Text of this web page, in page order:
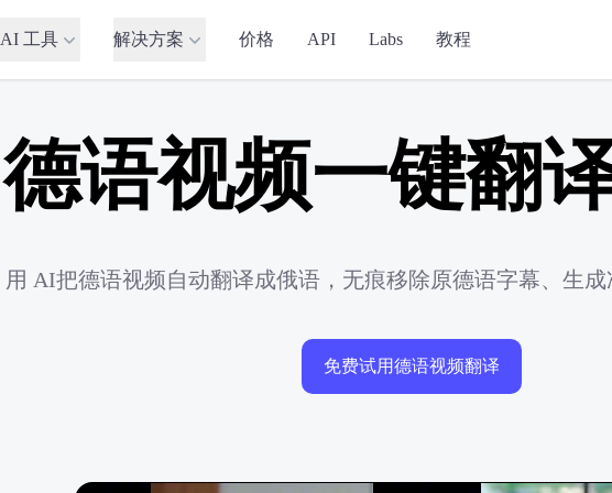
AI 工具 解决方案 价格 API Labs 教程
德语视频一键翻
用 AI把德语视频自动翻译成俄语，无痕移除原德语字幕、生成
免费试用德语视频翻译